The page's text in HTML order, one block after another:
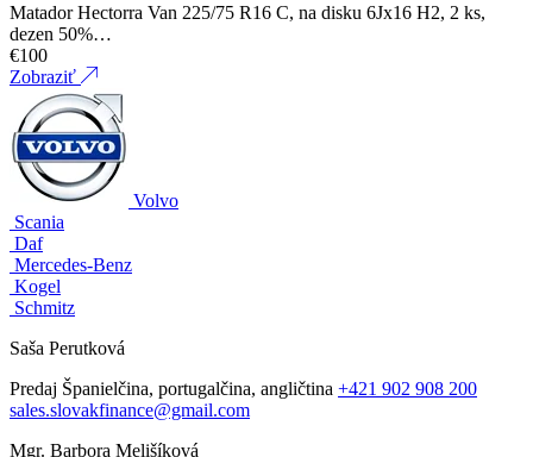
Matador Hectorra Van 225/75 R16 C, na disku 6Jx16 H2, 2 ks,
dezen 50%…
€100
Zobraziť
Volvo
Scania
Daf
Mercedes-Benz
Kogel
Schmitz
Saša Perutková
Predaj Španielčina, portugalčina, angličtina +421 902 908 200
sales.slovakfinance@gmail.com
Mgr. Barbora Melišíková